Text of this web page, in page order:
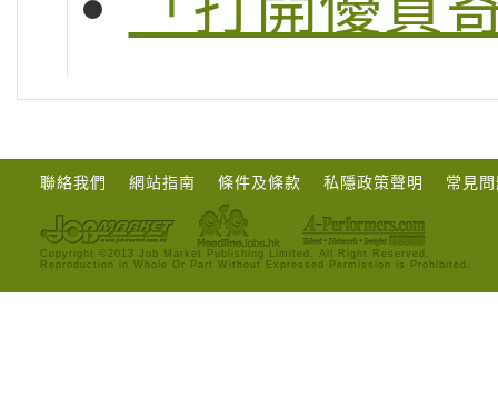
聯絡我們 網站指南 條件及條款 私隱政策聲明 常見
Copyright ©2013 Job Market Publishing Limited. All Right Reserved.
Reproduction in Whole Or Part Without Expressed Permission is Prohibited.